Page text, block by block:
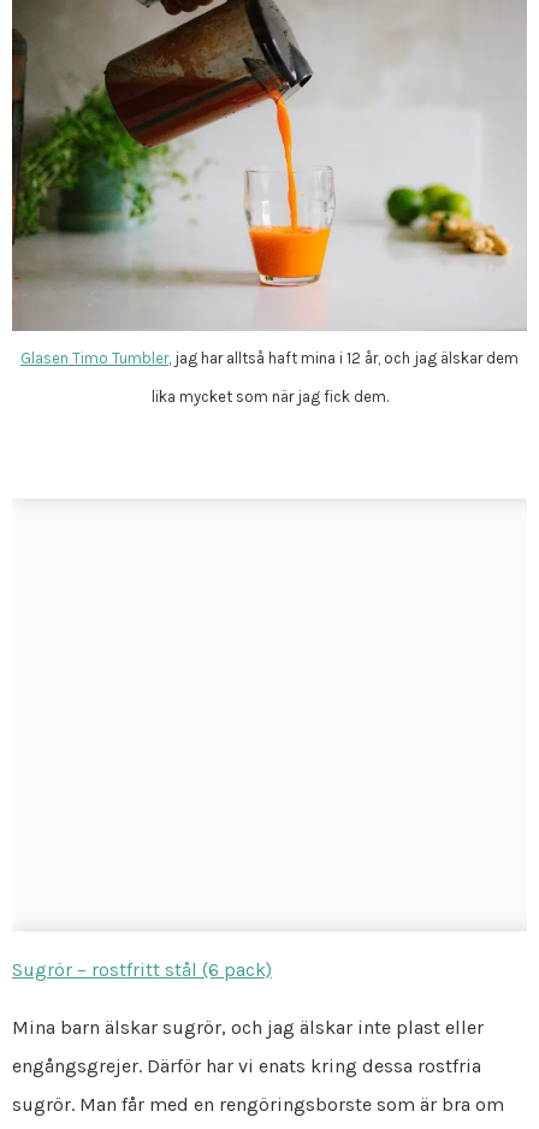
Glasen Timo Tumbler, jag har alltså haft mina i 12 år, och jag älskar dem
lika mycket som när jag fick dem.
Sugrör – rostfritt stål (6 pack)
Mina barn älskar sugrör, och jag älskar inte plast eller
engångsgrejer. Därför har vi enats kring dessa rostfria
sugrör. Man får med en rengöringsborste som är bra om